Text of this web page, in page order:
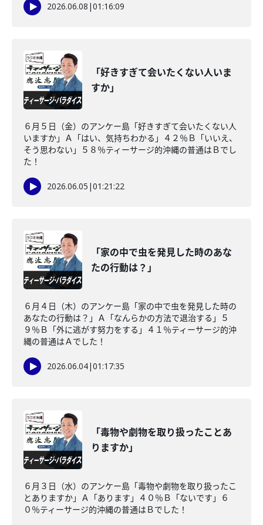
2026.06.08 |01:16:09
「好きすぎて会いたくない人いま
すか」
６月５日（金）のアンケー島「好きすぎて会いたくない人
いますか」Ａ「はい、気持ちわかる」４２％Ｂ「いいえ、
そう思わない」５８％ティーサージ的沖縄の普通はＢでし
た！
2026.06.05 |01:21:22
「家の中で虫を発見した時のあな
たの行動は？」
６月４日（木）のアンケー島「家の中で虫を発見した時の
あなたの行動は？」Ａ「なんらかの方法で退治する」５
９％Ｂ「外に逃がす努力をする」４１％ティーサージ的沖
縄の普通はＡでした！
2026.06.04|01:17:35
「毒物や劇物を取り扱ったことあ
りますか」
６月３日（水）のアンケー島「毒物や劇物を取り扱ったこ
とありますか」Ａ「あります」４０％Ｂ「ないです」６
０％ティーサージ的沖縄の普通はＢでした！